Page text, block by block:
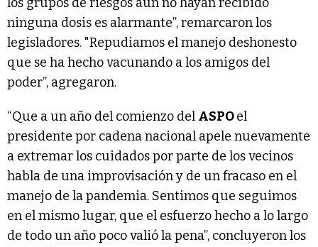
ninguna dosis es alarmante”, remarcaron los
legisladores. "Repudiamos el manejo deshonesto
que se ha hecho vacunando a los amigos del
poder”, agregaron.
“Que a un año del comienzo del ASPOel
presidente por cadena nacional apele nuevamente
a extremar los cuidados por parte de los vecinos
habla de una improvisación y de un fracaso en el
manejo de la pandemia. Sentimos que seguimos
en el mismo lugar, que el esfuerzo hecho a lo largo
de todo un año poco valió la pena”, concluyeron los